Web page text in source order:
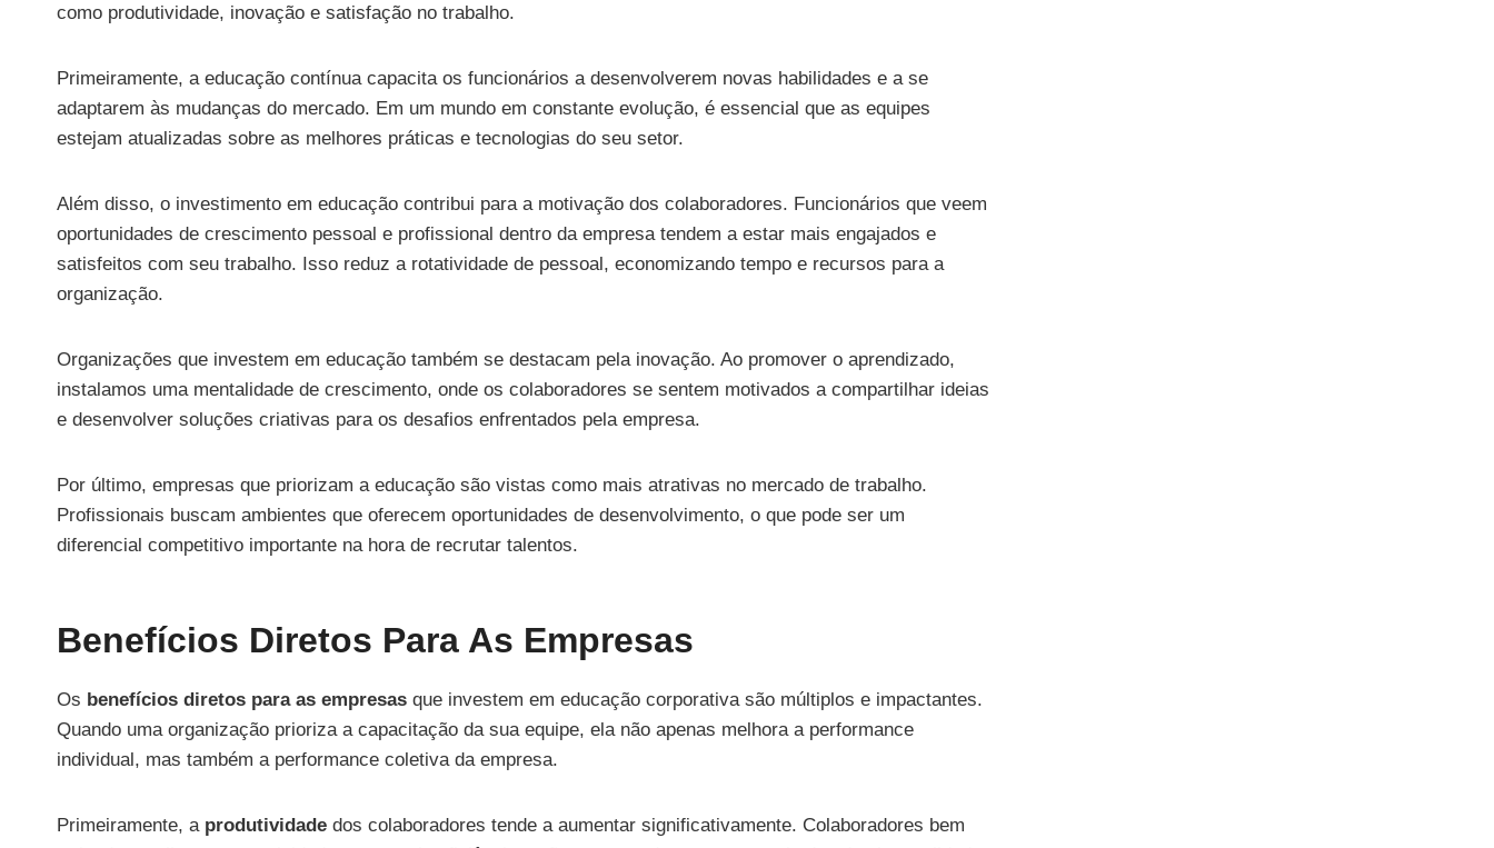
como produtividade, inovação e satisfação no trabalho.
Primeiramente, a educação contínua capacita os funcionários a desenvolverem novas habilidades e a se
adaptarem às mudanças do mercado. Em um mundo em constante evolução, é essencial que as equipes
estejam atualizadas sobre as melhores práticas e tecnologias do seu setor.
Além disso, o investimento em educação contribui para a motivação dos colaboradores. Funcionários que veem
oportunidades de crescimento pessoal e profissional dentro da empresa tendem a estar mais engajados e
satisfeitos com seu trabalho. Isso reduz a rotatividade de pessoal, economizando tempo e recursos para a
organização.
Organizações que investem em educação também se destacam pela inovação. Ao promover o aprendizado,
instalamos uma mentalidade de crescimento, onde os colaboradores se sentem motivados a compartilhar ideias
e desenvolver soluções criativas para os desafios enfrentados pela empresa.
Por último, empresas que priorizam a educação são vistas como mais atrativas no mercado de trabalho.
Profissionais buscam ambientes que oferecem oportunidades de desenvolvimento, o que pode ser um
diferencial competitivo importante na hora de recrutar talentos.
Benefícios Diretos Para As Empresas
Os benefícios diretos para as empresas que investem em educação corporativa são múltiplos e impactantes.
Quando uma organização prioriza a capacitação da sua equipe, ela não apenas melhora a performance
individual, mas também a performance coletiva da empresa.
Primeiramente, a produtividade dos colaboradores tende a aumentar significativamente. Colaboradores bem